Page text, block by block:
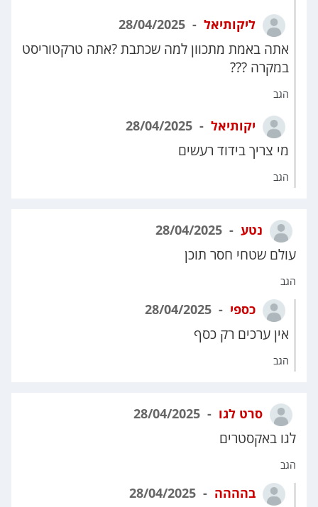
ליקותיאל
אתה באמת מתכוון למה שכתבת ?אתה טרקטוריסט
במקרה ???
הגב
יקותיאל
מי צריך בידוד רעשים
הגב
נטע
עולם שטחי חסר תוכן
הגב
כספי
אין ערכים רק כסף
הגב
סרט לגו
לגו באקסטרים
הגב
בהההה